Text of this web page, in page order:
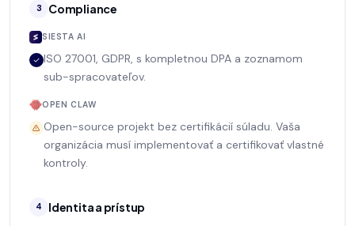
3 Compliance
SIESTA AI
ISO 27001, GDPR, s kompletnou DPA a zoznamom
sub-spracovateľov.
OPEN CLAW
Open-source projekt bez certifikácií súladu. Vaša
organizácia musí implementovať a certifikovať vlastné
kontroly.
4 Identita a prístup